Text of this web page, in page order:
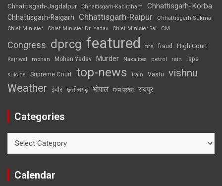
Chhattisgarh-Jagdalpur Chhattisgarh-Kabirdham Chhattisgarh-Korba
Chhattisgarh-Raigarh Chhattisgarh-Raipur
Chhattisgarh-Sukma
Chief Minister
Chief Minister Dr. Yadav Chief Minister Sai CM
Congress dprcg featured fire fraud High Court
Kejriwal mohan Mohan Yadav Murder Naxalites petrol rain rape
suicide Supreme Court top-news train Vastu vishnu
Weather इंदौर छत्तीसगढ़ भोपाल मध्य प्रदेश रायपुर
Categories
Calendar